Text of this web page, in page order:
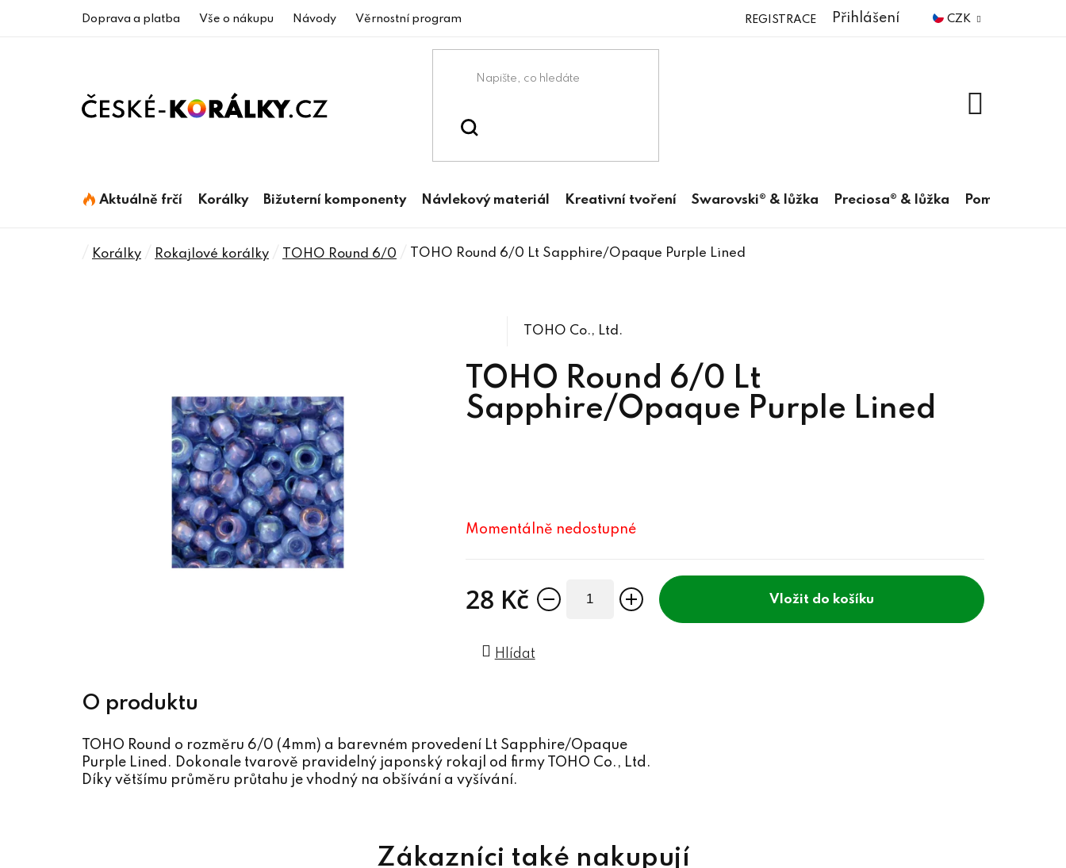
Doprava a platba Vše o nákupu Návody Věrnostní program CZK
Přihlášení
REGISTRACE
Aktuálně frčí Korálky Bižuterní komponenty Návlekový materiál Kreativní tvoření Swarovski® & lůžka Preciosa® & lůžka Pomůcky
Domů
Korálky Rokajlové korálky TOHO Round 6/0 TOHO Round 6/0 Lt Sapphire/Opaque Purple Lined
TOHO Round 6/0 Lt
Sapphire/Opaque Purple Lined
TOHO Co., Ltd.
Momentálně nedostupné
28 Kč do košíku
Hlídat
TOHO Round o rozměru 6/0 (4mm) a barevném provedení Lt Sapphire/Opaque
Purple Lined. Dokonale tvarově pravidelný japonský rokajl od firmy TOHO Co., Ltd.
Díky většímu průměru průtahu je vhodný na obšívání a vyšívání.